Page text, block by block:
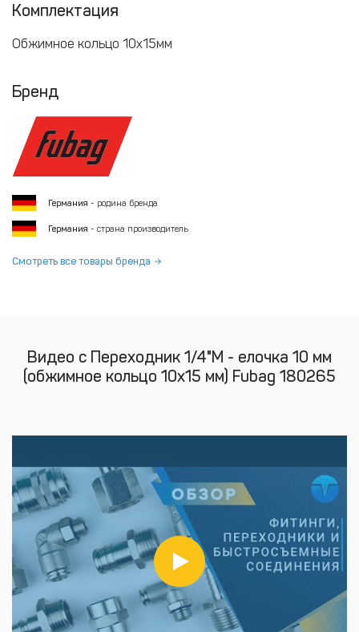
Комплектация
Обжимное кольцо 10х15мм
Бренд
Германия - родина бренда
Германия - страна производитель
Смотреть все товары бренда
Видео с Переходник 1/4"M - елочка 10 мм
(обжимное кольцо 10х15 мм) Fubag 180265